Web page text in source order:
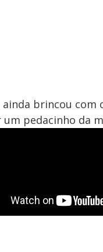
ainda brincou com
pedacinho da